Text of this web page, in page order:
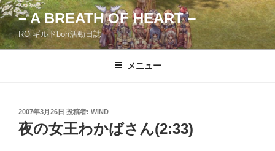
コ
ン
テ
ン
– A BREATH OF HEART –
RO ギルドboh活動日誌
メニュー
投
稿
日:
2007年3月26日 投稿者: WIND
夜の女王わかばさん(2:33)